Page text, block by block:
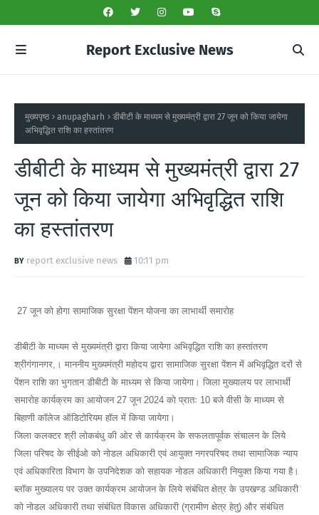
Report Exclusive News
मुख्यपृष्ठ anupagharh
डीबीटी के माध्यम से मुख्यमंत्री द्वारा 27 जून को किया जायेगा
अभिवृद्धित राशि का हस्तांतरण
डीबीटी के माध्यम से मुख्यमंत्री द्वारा 27
जून को किया जायेगा अभिवृद्धित राशि
का हस्तांतरण
report exclusive news 10:11 pm
27 जून को होगा सामाजिक सुरक्षा पेंशन योजना का लाभार्थी समारोह
डीबीटी के माध्यम से मुख्यमंत्री द्वारा किया जायेगा अभिवृद्धित राशि का हस्तांतरण
श्रीगंगानगर,। माननीय मुख्यमंत्री महोदय द्वारा सामाजिक सुरक्षा पेंशन में अभिवृद्धित दरों से
पेंशन राशि का भुगतान डीबीटी के माध्यम से किया जायेगा। जिला मुख्यालय पर लाभार्थी
समारोह कार्यक्रम का आयोजन 27 जून 2024 को प्रातः 10 बजे वीसी के माध्यम से
बिहाणी कॉलेज ऑडिटोरियम हॉल में किया जायेगा।
जिला कलक्टर श्री लोकबंधु की ओर से कार्यक्रम के सफलतापूर्वक संचालन के लिये
जिला परिषद के सीईओ को नोडल अधिकारी एवं आयुक्त नगरपरिषद तथा सामाजिक न्याय
एवं अधिकारिता विभाग के उपनिदेशक को सहायक नोडल अधिकारी नियुक्त किया गया है।
ब्लॉक मुख्यालय पर उक्त कार्यक्रम आयोजन के लिये संबंधित क्षेत्र के उपखण्ड अधिकारी
को नोडल अधिकारी तथा संबंधित विकास अधिकारी (ग्रामीण क्षेत्र हेतु) और संबंधित